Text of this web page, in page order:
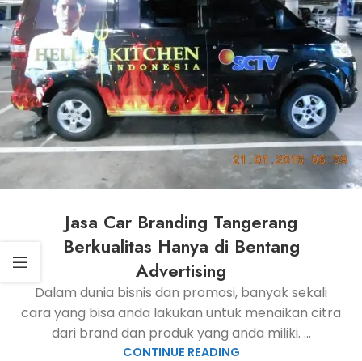
Jasa Car Branding Tangerang
Berkualitas Hanya di Bentang
Advertising
Dalam dunia bisnis dan promosi, banyak sekali
cara yang bisa anda lakukan untuk menaikan citra
dari brand dan produk yang anda miliki. ...
CONTINUE READING